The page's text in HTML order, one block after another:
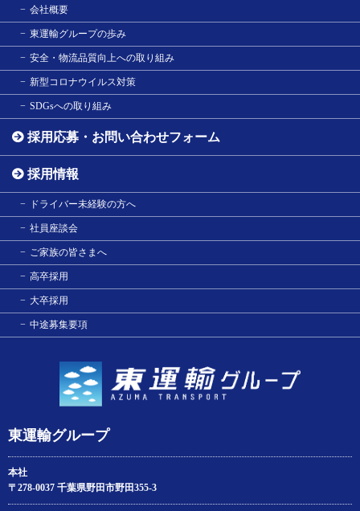
東運輸グループ
本社
〒278-0037 千葉県野田市野田355-3
会社概要
東運輸グループの歩み
安全・物流品質向上への取り組み
新型コロナウイルス対策
SDGsへの取り組み
採用応募・お問い合わせフォーム
採用情報
ドライバー未経験の方へ
社員座談会
ご家族の皆さまへ
高卒採用
大卒採用
中途募集要項